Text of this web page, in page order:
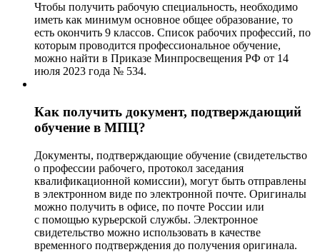
Чтобы получить рабочую специальность, необходимо
иметь как минимум основное общее образование, то
есть окончить 9 классов. Список рабочих профессий, по
которым проводится профессиональное обучение,
можно найти в Приказе Минпросвещения РФ от 14
июля 2023 года № 534.
Как получить документ, подтверждающий
обучение в МПЦ?
Документы, подтверждающие обучение (свидетельство
о профессии рабочего, протокол заседания
квалификационной комиссии), могут быть отправлены
в электронном виде по электронной почте. Оригиналы
можно получить в офисе, по почте России или
с помощью курьерской службы. Электронное
свидетельство можно использовать в качестве
временного подтверждения до получения оригинала.